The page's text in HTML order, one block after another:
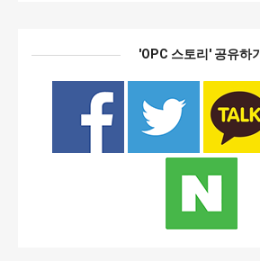
'OPC 스토리' 공유하기